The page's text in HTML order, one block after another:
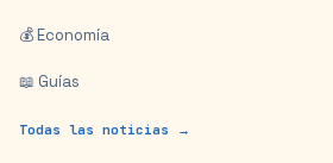
💰 Economía
📖 Guías
Todas las noticias →